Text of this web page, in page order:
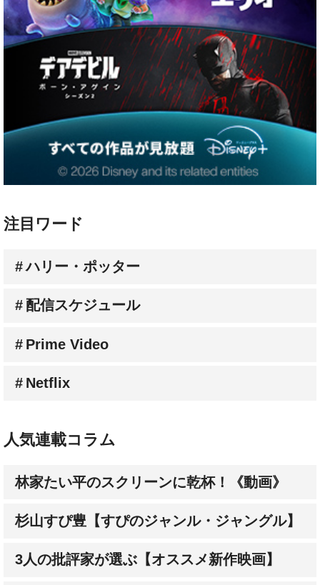
注目ワード
ハリー・ポッター
配信スケジュール
Prime Video
Netflix
人気連載コラム
林家たい平のスクリーンに乾杯！《動画》
杉山すぴ豊【すぴのジャンル・ジャングル】
3人の批評家が選ぶ【オススメ新作映画】